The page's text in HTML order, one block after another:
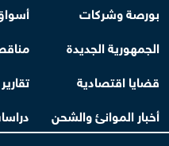
بورصة وشركات
الجمهورية الجديدة
قضايا اقتصادية
أخبار الموانئ والشحن